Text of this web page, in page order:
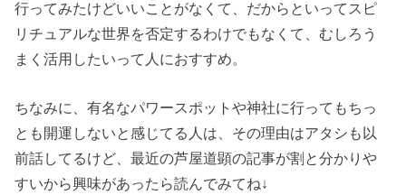
ラッキースポ
ットチェック
行ってみたけどいいことがなくて、だからといってスピ
リチュアルな世界を否定するわけでもなくて、むしろう
まく活用したいって人におすすめ。
ちなみに、有名なパワースポットや神社に行ってもちっ
とも開運しないと感じてる人は、その理由はアタシも以
前話してるけど、最近の芦屋道顕の記事が割と分かりや
すいから興味があったら読んでみてね↓